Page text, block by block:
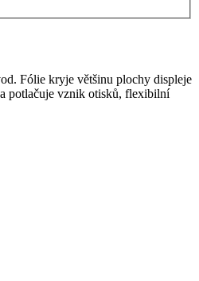
Fólie kryje většinu plochy displeje
potlačuje vznik otisků, flexibilní